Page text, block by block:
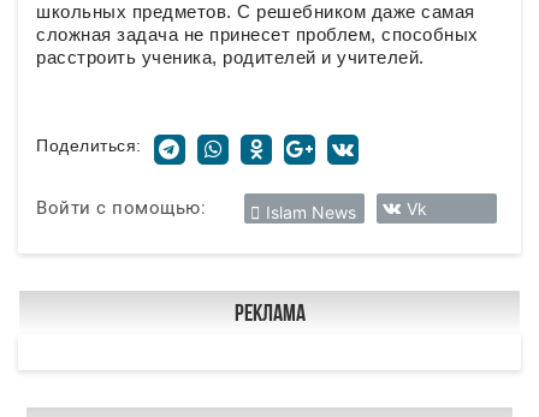
школьных предметов. С решебником даже самая
сложная задача не принесет проблем, способных
расстроить ученика, родителей и учителей.
Поделиться:
Войти с помощью: Islam News Vk
Реклама